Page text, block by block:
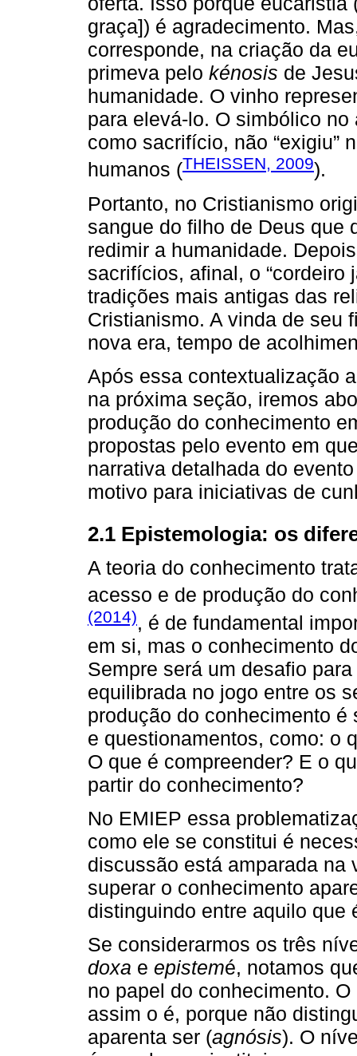
graça]) é agradecimento.
corresponde, na criação da
primeva pelo kénosis de
humanidade. O vinho
para elevá-lo. O simbólico
como sacrifício, não “exigiu”
humanos (THEISSEN, 2009).
Portanto, no Cristianismo
sangue do filho de Deus que
redimir a humanidade.
sacrifícios, afinal, o “cordeiro
tradições mais antigas das
Cristianismo. A vinda de seu
nova era, tempo de
Após essa contextualização
na próxima seção, iremos
produção do conhecimento
propostas pelo evento em
narrativa detalhada do
motivo para iniciativas de
2.1 Epistemologia: os
A teoria do conhecimento
acesso e de produção do
(2014), é de fundamental
em si, mas o conhecimento
Sempre será um desafio
equilibrada no jogo entre os
produção do conhecimento
e questionamentos, como: o
O que é compreender? E o
partir do conhecimento?
No EMIEP essa
como ele se constitui é
discussão está amparada na
superar o conhecimento
distinguindo entre aquilo que
Se considerarmos os três
doxa e epistemé, notamos
no papel do conhecimento.
assim o é, porque não
aparenta ser (agnósis). O